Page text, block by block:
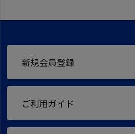
新規会員登録
ご利用ガイド